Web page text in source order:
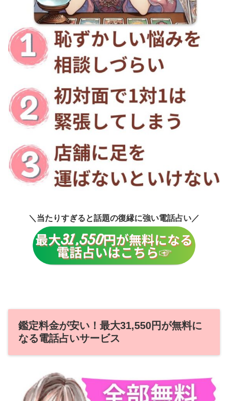
＼当たりすぎると話題の復縁に強い電話占い／
鑑定料金が安い！最大31,550円が無料に
なる電話占いサービス